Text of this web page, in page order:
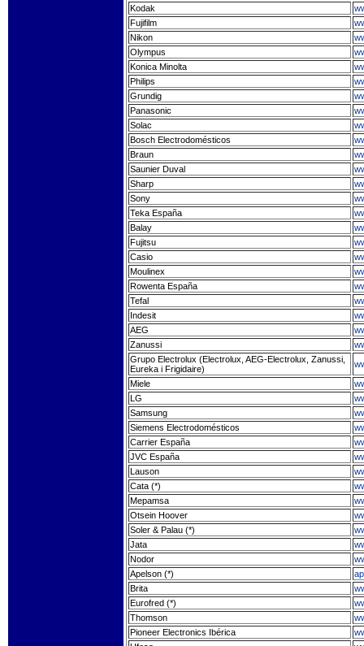
Kodak
Fujifilm
Nikon
Olympus
Konica Minolta
Philips
Grundig
Panasonic
Solac
Bosch Electrodomésticos
Braun
Saunier Duval
Sharp
Sony
Teka España
Balay
Fujitsu
Casio
Moulinex
Rowenta España
Tefal
Indesit
AEG
Zanussi
Grupo Electrolux (Electrolux, AEG-Electrolux, Zanussi,
Eureka i Frigidaire)
Miele
LG
Samsung
Siemens Electrodomésticos
Carrier España
JVC España
Lauson
Cata (*)
Mepamsa
Otsein Hoover
Soler & Palau (*)
Jata
Nodor
Apelson (*)
Brita
Eurofred (*)
Thomson
Pioneer Electronics Ibérica